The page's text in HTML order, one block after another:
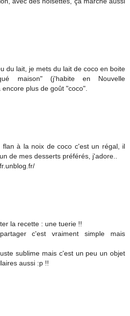
du lait, je mets du lait de coco en boite
maison" (j'habite en Nouvelle
plus de goût "coco".
flan à la noix de coco c'est un régal, il
de mes desserts préférés, j'adore..
la recette : une tuerie !!
c'est vraiment simple mais
sublime mais c'est un peu un objet
aussi :p !!